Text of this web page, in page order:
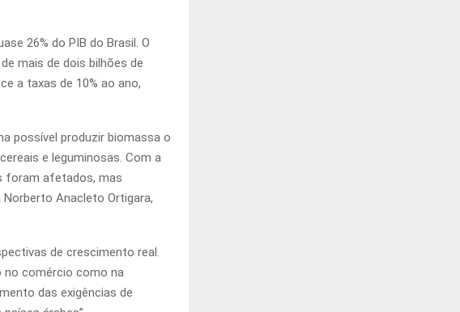
26% do PIB do Brasil. O
mais de dois bilhões de
a taxas de 10% ao ano,
possível produzir biomassa o
e leguminosas. Com a
foram afetados, mas
Anacleto Ortigara,
de crescimento real.
comércio como na
das exigências de